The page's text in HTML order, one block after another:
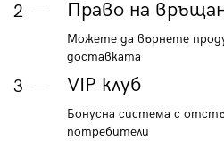
2 Право на
Можете да върнете
доставката
3 VIP клуб
Бонусна система с
потребители